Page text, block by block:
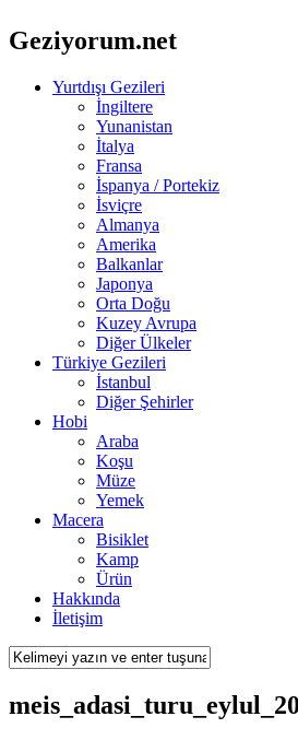
Geziyorum.net
Yurtdışı Gezileri
İngiltere
Yunanistan
İtalya
Fransa
İspanya / Portekiz
İsviçre
Almanya
Amerika
Balkanlar
Japonya
Orta Doğu
Kuzey Avrupa
Diğer Ülkeler
Türkiye Gezileri
İstanbul
Diğer Şehirler
Hobi
Araba
Koşu
Müze
Yemek
Macera
Bisiklet
Kamp
Ürün
Hakkında
İletişim